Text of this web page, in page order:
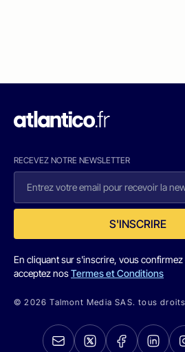
RECEVEZ NOTRE NEWSLETTER
S'INSCRIRE
En cliquant sur s'inscrire, vous confirmez
acceptez nosTermes et Conditions
© 2026 Talmont Media SAS. tous